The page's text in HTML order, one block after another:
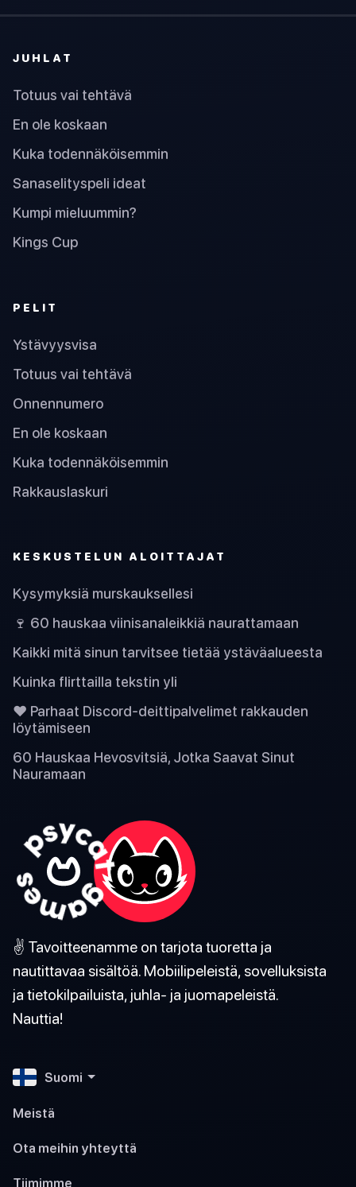
JUHLAT
Totuus vai tehtävä
En ole koskaan
Kuka todennäköisemmin
Sanaselityspeli ideat
Kumpi mieluummin?
Kings Cup
PELIT
Ystävyysvisa
Totuus vai tehtävä
Onnennumero
En ole koskaan
Kuka todennäköisemmin
Rakkauslaskuri
KESKUSTELUN ALOITTAJAT
Kysymyksiä murskauksellesi
🍷 60 hauskaa viinisanaleikkiä naurattamaan
Kaikki mitä sinun tarvitsee tietää ystäväalueesta
Kuinka flirttailla tekstin yli
❤️ Parhaat Discord-deittipalvelimet rakkauden
löytämiseen
60 Hauskaa Hevosvitsiä, Jotka Saavat Sinut
Nauramaan
✌️ Tavoitteenamme on tarjota tuoretta ja
nautittavaa sisältöä. Mobiilipeleistä, sovelluksista
ja tietokilpailuista, juhla- ja juomapeleistä.
Nauttia!
Suomi
Meistä
Ota meihin yhteyttä
Tiimimme